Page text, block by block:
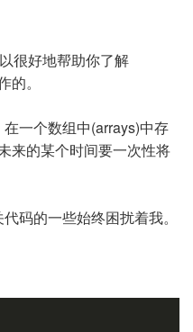
很好地帮助你了解
。
一个数组中(arrays)中存
来的某个时间要一次性将
码的一些始终困扰着我。